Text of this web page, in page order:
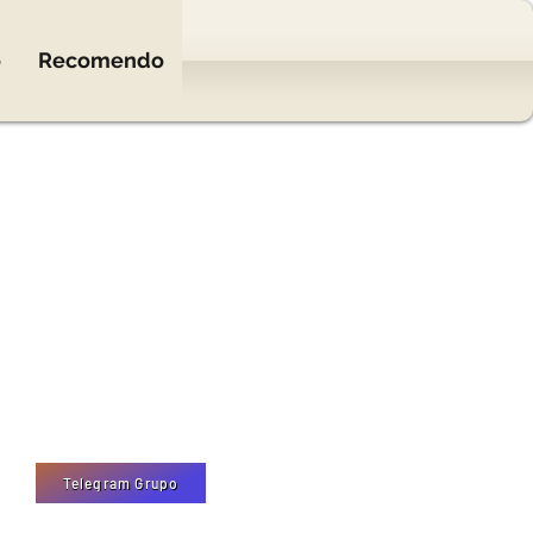
Recomendo
Telegram Grupo